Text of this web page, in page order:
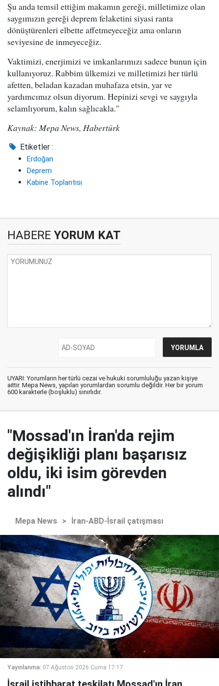
Şu anda temsil ettiğim makamın gereği, milletimize olan
saygımızın gereği deprem felaketini siyasi ranta
dönüştürenleri elbette affetmeyeceğiz ama onların
seviyesine de inmeyeceğiz.
Vaktimizi, enerjimizi ve imkanlarımızı sadece bunun için
kullanıyoruz. Rabbim ülkemizi ve milletimizi her türlü
afetten, beladan kazadan muhafaza etsin, yar ve
yardımcımız olsun diyorum. Hepinizi sevgi ve saygıyla
selamlıyorum, kalın sağlıcakla."
Kaynak: Mepa News, Habertürk
Etiketler :
Erdoğan
Deprem
Kabine Toplantısı
HABERE YORUM KAT
UYARI: Yorumların her türlü cezai ve hukuki sorumluluğu yazan kişiye
aittir. Mepa News, yapılan yorumlardan sorumlu değildir. Her bir yorum
600 karakterle (boşluklu) sınırlıdır.
"Mossad'ın İran'da rejim
değişikliği planı başarısız
oldu, iki isim görevden
alındı"
Mepa News > İran-ABD-İsrail çatışması
Yayınlanma: 07 Ağustos 2026 Cuma 17:17